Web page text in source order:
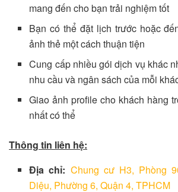
mang đến cho bạn trải nghiệm tốt
Bạn có thể đặt lịch trước hoặc
ảnh thẻ một cách thuận tiện
Cung cấp nhiều gói dịch vụ khác
nhu cầu và ngân sách của mỗi
Giao ảnh profile cho khách hàng
nhất có thể
Thông tin liên hệ:
Địa chỉ: Chung cư H3, Phòng
Diệu, Phường 6, Quận 4, TPHCM